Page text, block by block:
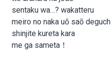
sentaku wa…? wakatteru
meiro no naka uō saō
shinjite kureta kara
me ga sameta！